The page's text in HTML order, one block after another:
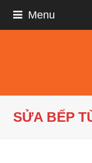
Menu
SỬA BẾP